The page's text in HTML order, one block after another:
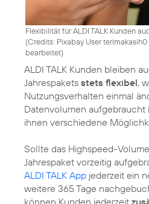
Flexibilität für ALDI TALK Kunden
(Credits: Pixabay User terimakasih0
bearbeitet)
ALDI TALK Kunden bleiben
Jahrespakets stets flexibel,
Nutzungsverhalten einmal
Datenvolumen aufgebraucht
ihnen verschiedene
Sollte das Highspeed-
Jahrespaket vorzeitig
ALDI TALK App jederzeit ein
weitere 365 Tage
können Kunden jederzeit